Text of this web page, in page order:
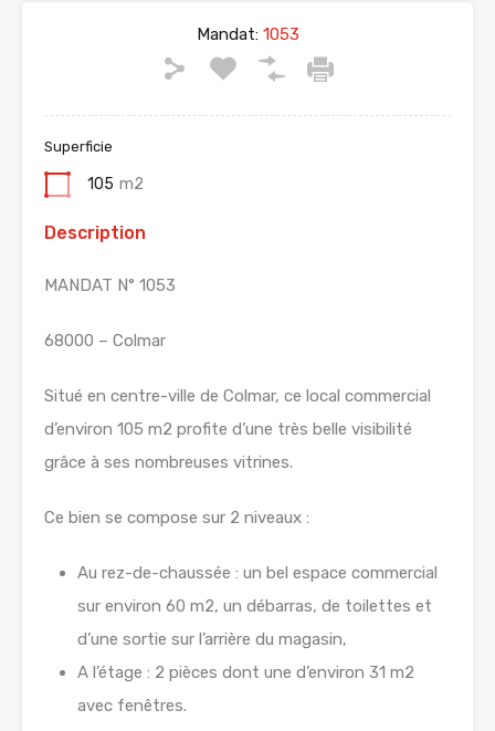
Mandat:1053
Superficie
105 m2
Description
MANDAT N° 1053
68000 – Colmar
Situé en centre-ville de Colmar, ce local commercial
d’environ 105 m2 profite d’une très belle visibilité
grâce à ses nombreuses vitrines.
Ce bien se compose sur 2 niveaux :
Au rez-de-chaussée : un bel espace commercial
sur environ 60 m2, un débarras, de toilettes et
d’une sortie sur l’arrière du magasin,
A l’étage : 2 pièces dont une d’environ 31 m2
avec fenêtres.